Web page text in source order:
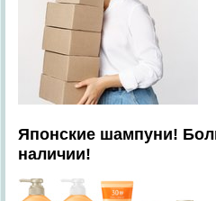
Японские шампуни!
наличии!